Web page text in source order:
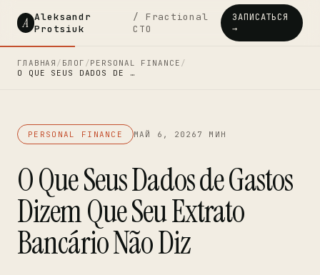
A Aleksandr
Protsiuk
/ Fractional
CTO
ЗАПИСАТЬСЯ
→
ГЛАВНАЯ / БЛОГ /PERSONAL FINANCE /
O QUE SEUS DADOS DE …
PERSONAL FINANCE МАЙ 6, 2026 7 МИН
O Que Seus Dados de Gastos
Dizem Que Seu Extrato
Bancário Não Diz